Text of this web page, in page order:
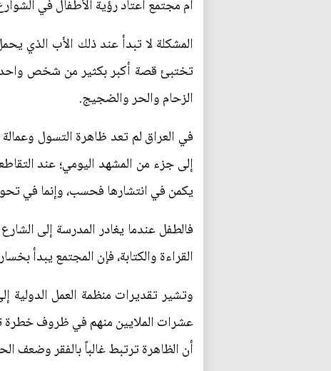
أم مجتمع اعتاد رؤية الأطفال في
المشكلة لا تبدأ عند ذلك الأب الذي
تختبئ قصة أكبر بكثير من شخص واحد
الزحام والحر والضجيج.
في العراق لم تعد ظاهرة التسول
إلى جزء من المشهد اليومي؛ عند
يكمن في انتشارها فحسب، وإنما في
فالطفل عندما يغادر المدرسة إلى
القراءة والكتابة، فإن المجتمع يبدأ
وتشير تقديرات منظمة العمل الدولية
عشرات الملايين منهم في ظروف خطرة
أن الظاهرة ترتبط غالباً بالفقر وضعف